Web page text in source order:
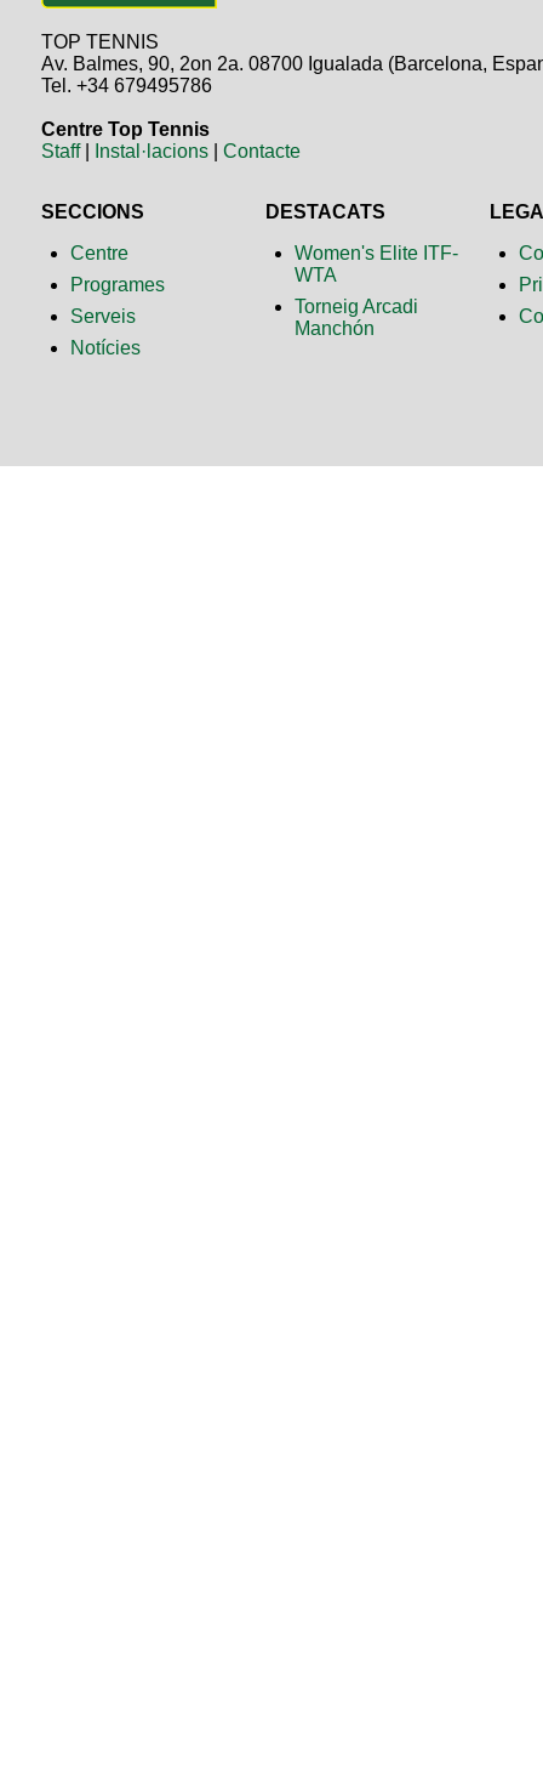
TOP TENNIS
Av. Balmes, 90, 2on 2a. 08700 Igualada (Barcelona,
Tel. +34 679495786
Centre Top Tennis
Staff| Instal·lacions |Contacte
SECCIONS
Centre
Programes
Serveis
Notícies
DESTACATS
Women's Elite ITF-
WTA
Torneig Arcadi
Manchón